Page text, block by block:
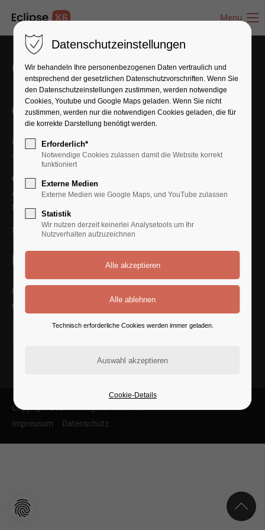
Menu
Get in Touch With Us
Contact Us
info@yourmail.com
+01 444 888 424
Cybersteel Inc.
Address: 376-293 City Road, Suite 600
San Francisco, CA 94102
SEE ON MAP
Follow Us
It is a long established fact that a reader will be distracted by the
readable content of a page.
Copyright 2026. All Rights Reserved.
Impressum
Datenschutz
Datenschutzeinstellungen
Wir behandeln Ihre personenbezogenen Daten vertraulich und
entsprechend der gesetzlichen Datenschutz­vorschriften. Wenn Sie
den Datenschutzeinstellungen zustimmen, werden notwendige
Cookies, Youtube und Google Maps geladen. Wenn Sie nicht
zustimmen, werden nur die notwendigen Cookies geladen, die für
die korrekte Darstellung benötigt werden.
Erforderlich*
Notwendige Cookies zulassen damit die Website korrekt
funktioniert
Externe Medien
Externe Medien wie Google Maps, und YouTube zulassen
Statistik
Wir nutzen derzeit keinerlei Analysetools um Ihr
Nutzverhalten aufzuzeichnen
Technisch erforderliche Cookies werden immer geladen.
Cookie-Details